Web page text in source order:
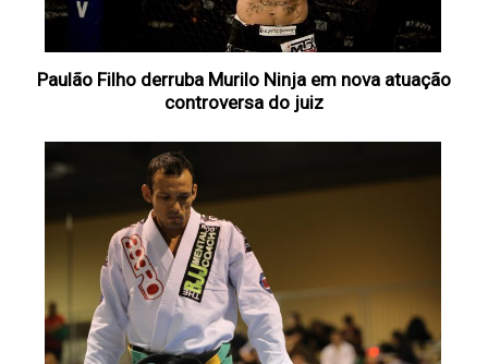
Paulão Filho derruba Murilo Ninja em nova atuação